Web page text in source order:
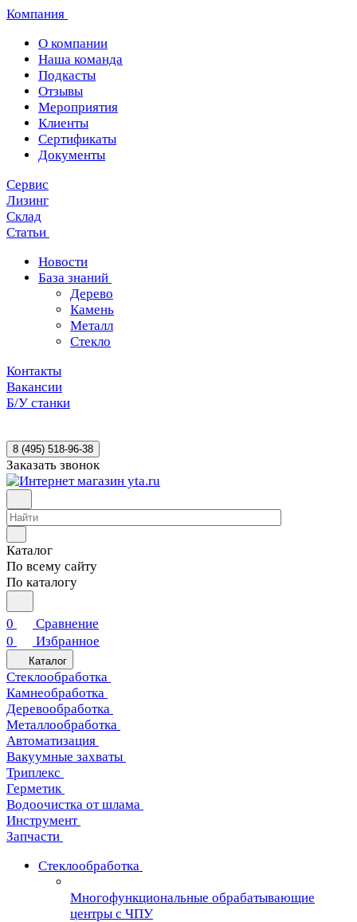
Компания
О компании
Наша команда
Подкасты
Отзывы
Мероприятия
Клиенты
Сертификаты
Документы
Сервис
Лизинг
Склад
Статьи
Новости
База знаний
Дерево
Камень
Металл
Стекло
Контакты
Вакансии
Б/У станки
8 (495) 518-96-38
Заказать звонок
Каталог
По всему сайту
По каталогу
0
Сравнение
0
Избранное
Каталог
Стеклообработка
Камнеобработка
Деревообработка
Металлообработка
Автоматизация
Вакуумные захваты
Триплекс
Герметик
Водоочистка от шлама
Инструмент
Запчасти
Стеклообработка
Многофункциональные обрабатывающие
центры с ЧПУ